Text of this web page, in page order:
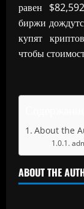
равен
биржи
купят
чтобы
About the
ABOUT THE